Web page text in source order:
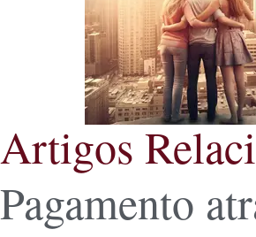
Artigos
Pagamento